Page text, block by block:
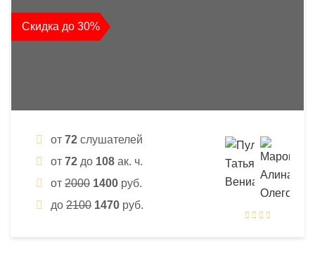
Скидка до 30%
от 72 слушателей
от 72 до 108 ак. ч.
от 2000 1400 руб.
до 2100 1470 руб.